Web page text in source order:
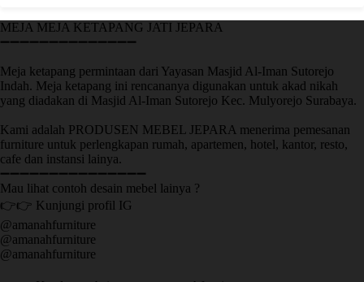
MEJA MEJA KETAPANG JATI JEPARA
➖➖➖➖➖➖➖➖➖➖➖➖➖➖
Meja ketapang permintaan dari Yayasan Masjid Al-Iman Sutorejo
Indah. Meja ketapang ini rencananya digunakan untuk akad nikah
yang diadakan di Masjid Al-Iman Sutorejo Kec. Mulyorejo Surabaya.
Kami adalah PRODUSEN MEBEL JEPARA menerima pemesanan
furniture untuk perlengkapan rumah, apartemen, hotel, kantor, resto,
cafe dan instansi lainya.
➖➖➖➖➖➖➖➖➖➖➖➖➖➖➖
Mau lihat contoh desain mebel lainya ?
👉👉 Kunjungi profil IG
@amanahfurniture
@amanahfurniture
@amanahfurniture